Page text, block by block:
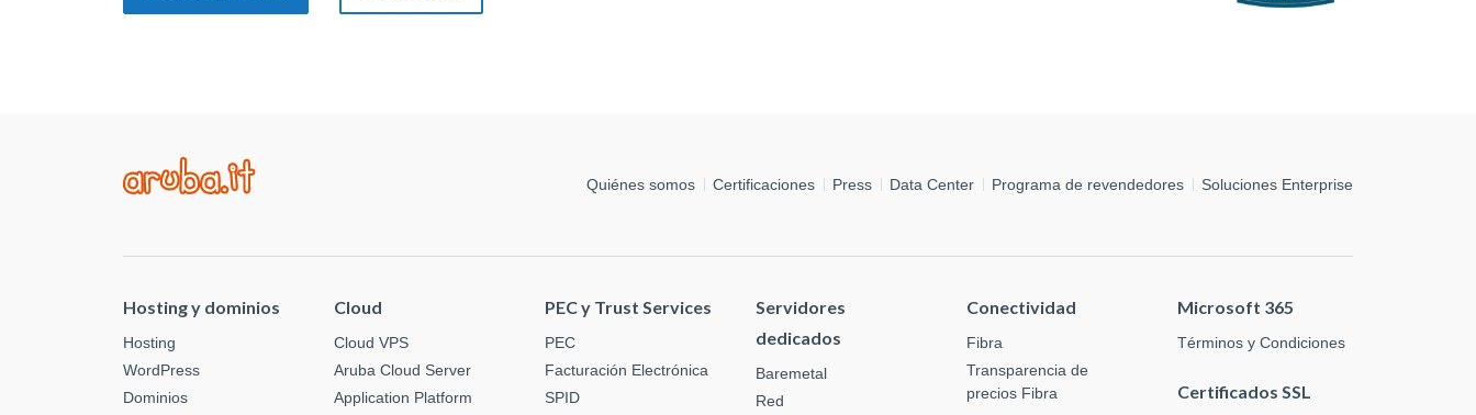
Quiénes somos Certificaciones Press Data Center Programa de revendedores Soluciones Enterprise
Hosting y dominios
Hosting
WordPress
Dominios
Cloud
Cloud VPS
Aruba Cloud Server
Application Platform
PEC y Trust Services
PEC
Facturación Electrónica
SPID
Servidores
dedicados
Baremetal
Red
Conectividad
Fibra
Transparencia de
precios Fibra
Microsoft 365
Términos y Condiciones
Certificados SSL